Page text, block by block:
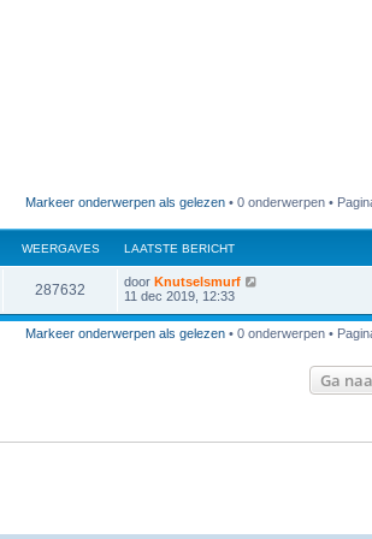
Markeer onderwerpen als gelezen • 0 onderwerpen •
WEERGAVES LAATSTE BERICHT
287632 door Knutselsmurf
11 dec 2019, 12:33
Markeer onderwerpen als gelezen • 0 onderwerpen •
Ga